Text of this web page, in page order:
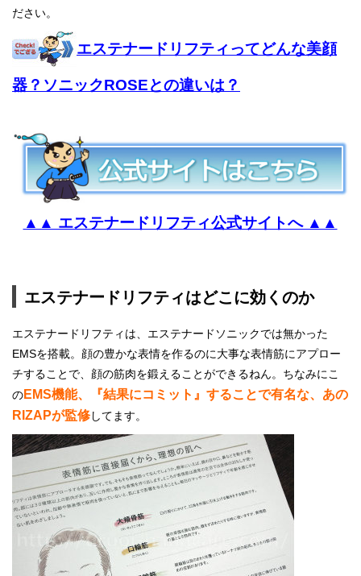
ださい。
エステナードリフティってどんな美顔
器？ソニックROSEとの違いは？
▲▲ エステナードリフティ公式サイトへ ▲▲
エステナードリフティはどこに効くのか
エステナードリフティは、エステナードソニックでは無かった
EMSを搭載。顔の豊かな表情を作るのに大事な表情筋にアプロー
チすることで、顔の筋肉を鍛えることができるねん。ちなみにこ
のEMS機能、『結果にコミット』することで有名な、あの
RIZAPが監修してます。